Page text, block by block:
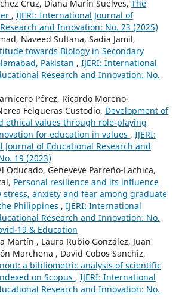
Cruz, Diana Marín Suelves, The
, IJERI: International Journal of
and Innovation: No. 23 (2025)
Naveed Sultana, Sadia Jamil,
towards Biology in Secondary
Pakistan , IJERI: International
Research and Innovation: No.
Pérez, Ricardo Moreno-
Felgueras Custodio, Development of
ethical values through role-playing
for education in values , IJERI:
of Educational Research and
19 (2023)
Oducado, Geneveve Parreño-Lachica,
Personal resilience and its influence
stress, anxiety and fear among graduate
Philippines , IJERI: International
Research and Innovation: No.
19 & Education
Martín , Laura Rubio González, Juan
Marchena , David Cobos Sanchiz,
a bibliometric analysis of scientific
on Scopus , IJERI: International
Research and Innovation: No.